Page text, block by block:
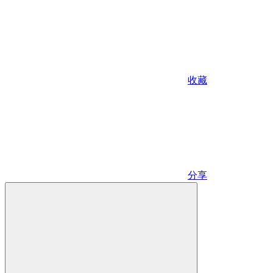
收藏
分享